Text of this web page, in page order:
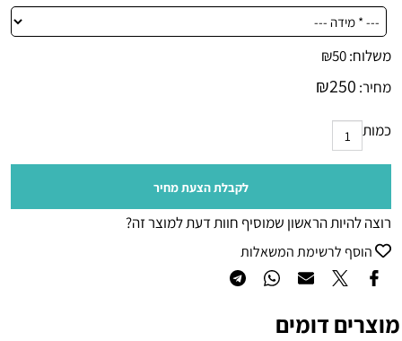
משלוח: ₪50
מחיר:
₪250
כמות
לקבלת הצעת מחיר
רוצה להיות הראשון שמוסיף חוות דעת למוצר זה?
הוסף לרשימת המשאלות
מוצרים דומים